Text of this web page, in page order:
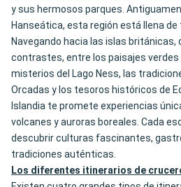
y sus hermosos parques.
Hanseática, esta región está llena
Navegando hacia las islas
contrastes, entre los paisajes verdes
misterios del Lago Ness, las
Orcadas y los tesoros históricos de
Islandia te promete experiencias
volcanes y auroras boreales. Cada
descubrir culturas fascinantes,
tradiciones auténticas.
Los diferentes itinerarios de